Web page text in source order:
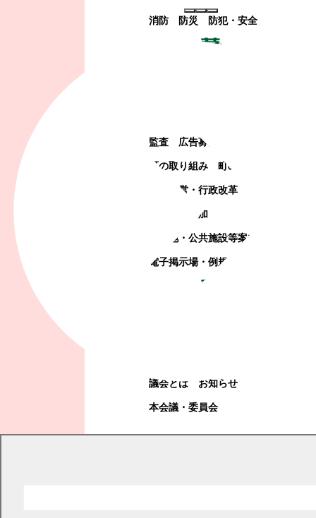
消防 防災 防犯・安全
監査 広告募集
町の取り組み
町の概要
町政運営・行政改革
町政への参加
観光地・公共施設等案内
電子掲示場・例規集
議会とは
お知らせ
本会議・委員会